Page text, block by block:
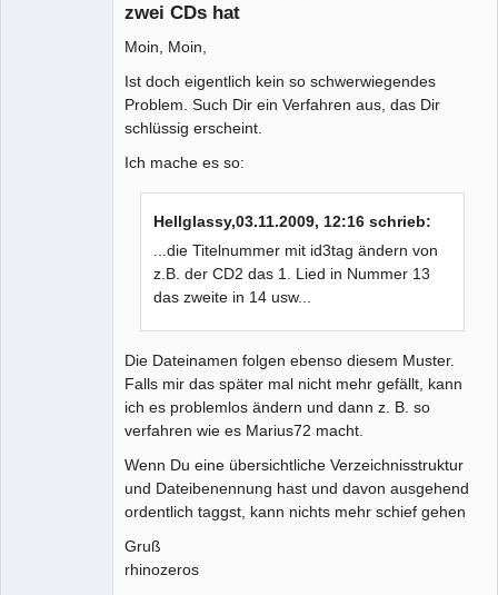
zwei CDs hat
Moin, Moin,
Ist doch eigentlich kein so schwerwiegendes
Problem. Such Dir ein Verfahren aus, das Dir
schlüssig erscheint.
Ich mache es so:
Hellglassy,03.11.2009, 12:16 schrieb:
...die Titelnummer mit id3tag ändern von
z.B. der CD2 das 1. Lied in Nummer 13
das zweite in 14 usw...
Die Dateinamen folgen ebenso diesem Muster.
Falls mir das später mal nicht mehr gefällt, kann
ich es problemlos ändern und dann z. B. so
verfahren wie es Marius72 macht.
Wenn Du eine übersichtliche Verzeichnisstruktur
und Dateibenennung hast und davon ausgehend
ordentlich taggst, kann nichts mehr schief gehen
Gruß
rhinozeros